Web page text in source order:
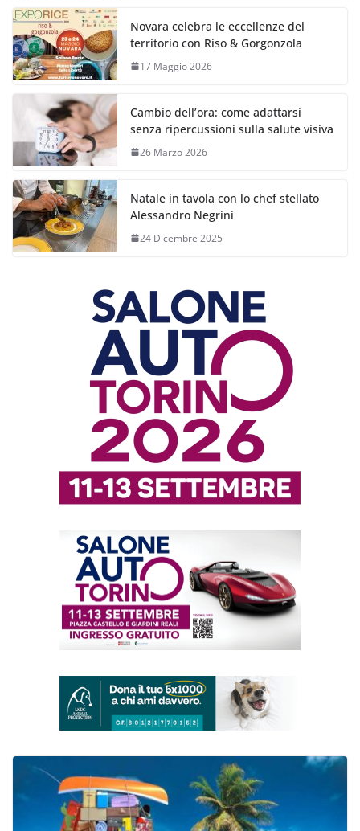
Novara celebra le eccellenze del
territorio con Riso & Gorgonzola
17 Maggio 2026
Cambio dell’ora: come adattarsi
senza ripercussioni sulla salute visiva
26 Marzo 2026
Natale in tavola con lo chef stellato
Alessandro Negrini
24 Dicembre 2025